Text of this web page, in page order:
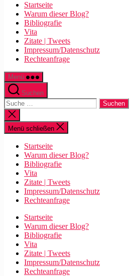
Startseite
Warum dieser Blog?
Bibliografie
Vita
Zitate | Tweets
Impressum/Datenschutz
Rechteanfrage
Menü
Suchen
Suche
nach:
Suche
schließen
Menü schließen
Startseite
Warum dieser Blog?
Bibliografie
Vita
Zitate | Tweets
Impressum/Datenschutz
Rechteanfrage
Startseite
Warum dieser Blog?
Bibliografie
Vita
Zitate | Tweets
Impressum/Datenschutz
Rechteanfrage